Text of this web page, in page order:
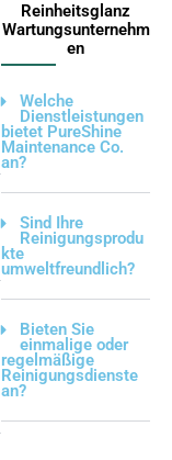
Reinheitsglanz
Wartungsunternehm
en
Welche
Dienstleistungen
bietet PureShine
Maintenance Co.
an?
Sind Ihre
Reinigungsprodu
kte
umweltfreundlich?
Bieten Sie
einmalige oder
regelmäßige
Reinigungsdienste
an?